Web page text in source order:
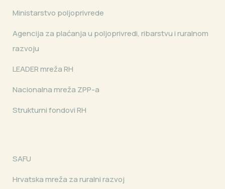
Ministarstvo poljoprivrede
Agencija za plaćanja u poljoprivredi, ribarstvu i ruralnom
razvoju
LEADER mreža RH
Nacionalna mreža ZPP-a
Strukturni fondovi RH
SAFU
Hrvatska mreža za ruralni razvoj